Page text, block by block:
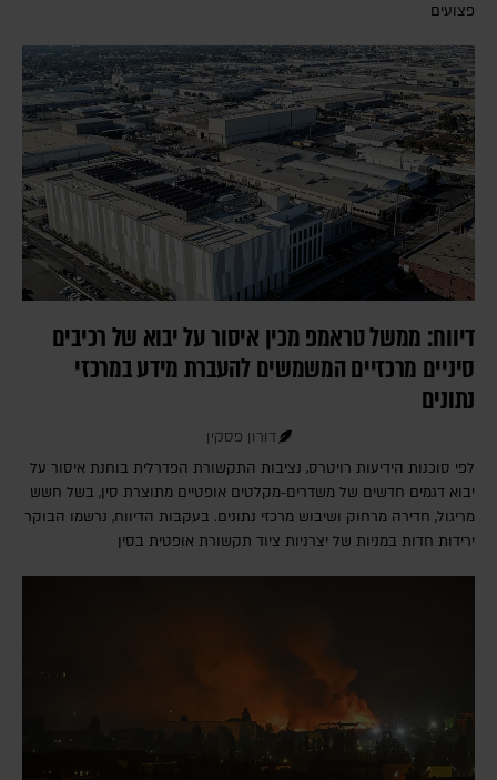
פצועים
דיווח: ממשל טראמפ מכין איסור על יבוא של רכיבים
סיניים מרכזיים המשמשים להעברת מידע במרכזי
נתונים
דורון פסקין
לפי סוכנות הידיעות רויטרס, נציבות התקשורת הפדרלית בוחנת איסור על
יבוא דגמים חדשים של משדרים-מקלטים אופטיים מתוצרת סין, בשל חשש
מריגול, חדירה מרחוק ושיבוש מרכזי נתונים. בעקבות הדיווח, נרשמו הבוקר
ירידות חדות במניות של יצרניות ציוד תקשורת אופטית בסין